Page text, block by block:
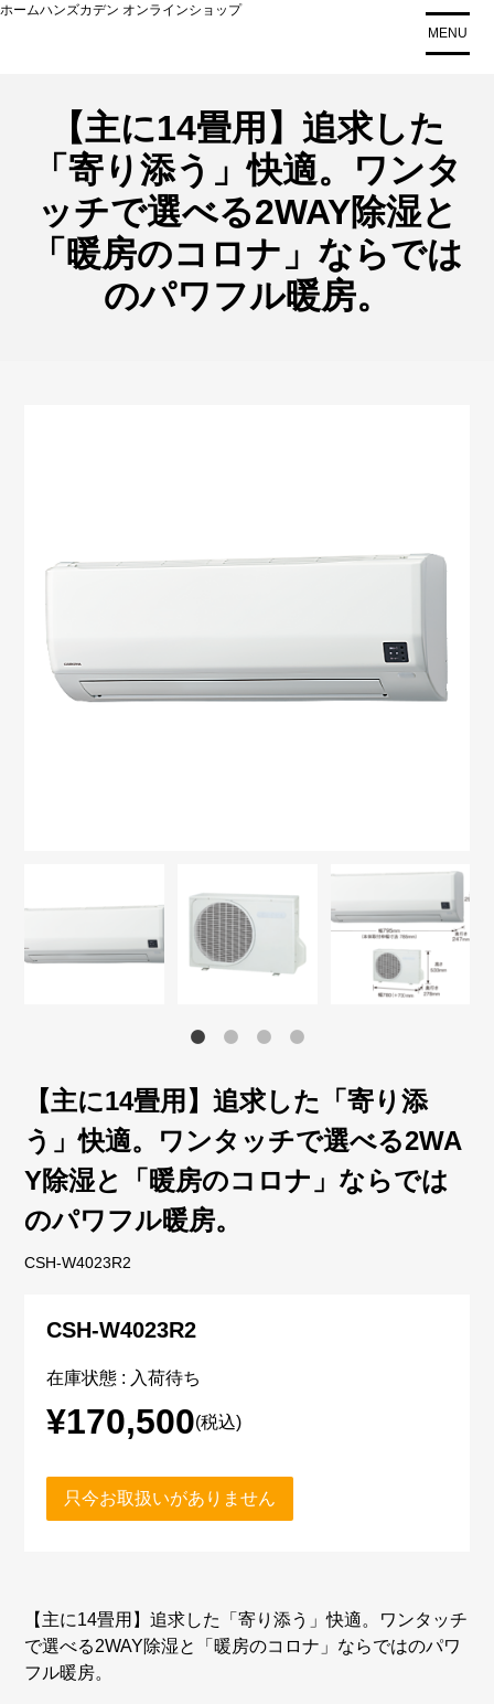
コ
ホームハンズカデン オンラインショップ
MENU
【主に14畳用】追求した
「寄り添う」快適。ワンタ
ッチで選べる2WAY除湿と
「暖房のコロナ」ならでは
のパワフル暖房。
【主に14畳用】追求した「寄り添
う」快適。ワンタッチで選べる2WA
Y除湿と「暖房のコロナ」ならでは
のパワフル暖房。
CSH-W4023R2
CSH-W4023R2
在庫状態 : 入荷待ち
¥170,500(税込)
只今お取扱いがありません
【主に14畳用】追求した「寄り添う」快適。ワンタッチ
で選べる2WAY除湿と「暖房のコロナ」ならではのパワ
フル暖房。